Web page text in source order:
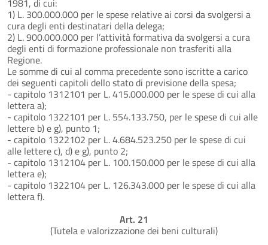
1) L. 300.000.000 per le spese relative ai corsi da svolgersi a
cura degli enti destinatari della delega;
2) L. 900.000.000 per l’attività formativa da svolgersi a cura
degli enti di formazione professionale non trasferiti alla
Regione.
Le somme di cui al comma precedente sono iscritte a carico
dei seguenti capitoli dello stato di previsione della spesa;
- capitolo 1312101 per L. 415.000.000 per le spese di cui alla
lettera a);
- capitolo 1322101 per L. 554.133.750, per le spese di cui alle
lettere b) e g), punto 1;
- capitolo 1322102 per L. 4.684.523.250 per le spese di cui
alle lettere c), d) e g), punto 2;
- capitolo 1312104 per L. 100.150.000 per le spese di cui alla
lettera e);
- capitolo 1322104 per L. 126.343.000 per le spese di cui alla
lettera f).
Art. 21
(Tutela e valorizzazione dei beni culturali)